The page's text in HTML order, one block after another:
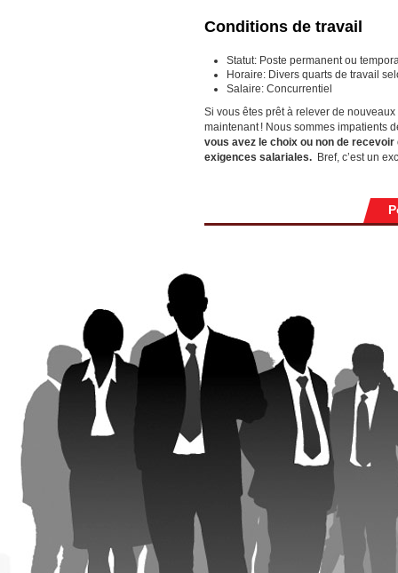
Conditions de travail
Statut: Poste permanent ou
Horaire: Divers quarts de travail
Salaire: Concurrentiel
Si vous êtes prêt à relever de
maintenant ! Nous sommes impatients
vous avez le choix ou non de
exigences salariales. Bref, c’est un